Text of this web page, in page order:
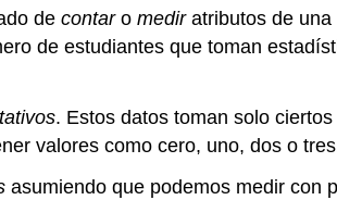
de contaro mediratributos de una
de estudiantes que toman
. Estos datos toman solo
valores como cero, uno, dos o
asumiendo que podemos medir con